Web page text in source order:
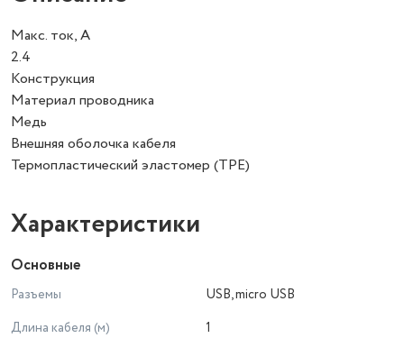
Макс. ток, А
2.4
Конструкция
Материал проводника
Медь
Внешняя оболочка кабеля
Термопластический эластомер (TPE)
Характеристики
Основные
Разъемы
USB, micro USB
Длина кабеля (м)
1